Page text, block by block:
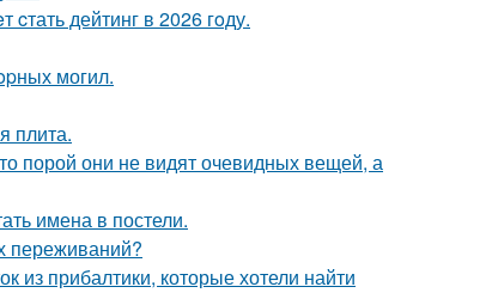
дейтинг в 2026 гoду.
могил.
плита.
порой они не видят очевидных вещей, а
имена в постели.
переживаний?
из прибалтики, которые хотели найти